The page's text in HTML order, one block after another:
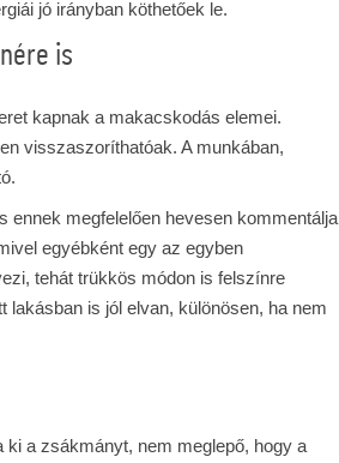
jó irányban köthetőek le.
is
kapnak a makacskodás elemei.
visszaszoríthatóak. A munkában,
ennek megfelelően hevesen kommentálja
egyébként egy az egyben
tehát trükkös módon is felszínre
lakásban is jól elvan, különösen, ha nem
ki a zsákmányt, nem meglepő, hogy a